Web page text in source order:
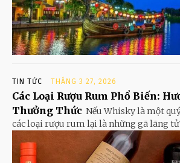
TIN TỨC THÁNG 3 27, 2026
Các Loại Rượu Rum Phổ Biến:
Thưởng Thức Nếu Whisky là một
các loại rượu rum lại là những gã lãng